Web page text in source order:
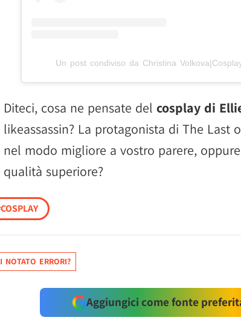
Un post condiviso da Christina
Diteci, cosa ne pensate del cosplay di
likeassassin? La protagonista di The Last
nel modo migliore a vostro parere,
qualità superiore?
COSPLAY
NOTATO ERRORI?
Aggiungici come fonte